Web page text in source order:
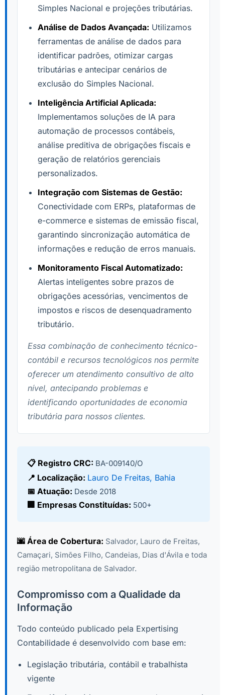
Simples Nacional e projeções tributárias.
Análise de Dados Avançada: Utilizamos
ferramentas de análise de dados para
identificar padrões, otimizar cargas
tributárias e antecipar cenários de
exclusão do Simples Nacional.
Inteligência Artificial Aplicada:
Implementamos soluções de IA para
automação de processos contábeis,
análise preditiva de obrigações fiscais e
geração de relatórios gerenciais
personalizados.
Integração com Sistemas de Gestão:
Conectividade com ERPs, plataformas de
e-commerce e sistemas de emissão fiscal,
garantindo sincronização automática de
informações e redução de erros manuais.
Monitoramento Fiscal Automatizado:
Alertas inteligentes sobre prazos de
obrigações acessórias, vencimentos de
impostos e riscos de desenquadramento
tributário.
Essa combinação de conhecimento técnico-
contábil e recursos tecnológicos nos permite
oferecer um atendimento consultivo de alto
nível, antecipando problemas e
identificando oportunidades de economia
tributária para nossos clientes.
📋 Registro CRC: BA-009140/O
📍 Localização: Lauro De Freitas, Bahia
📅 Atuação: Desde 2018
🏢 Empresas Constituídas: 500+
🌆 Área de Cobertura: Salvador, Lauro de Freitas,
Camaçari, Simões Filho, Candeias, Dias d'Ávila e toda
região metropolitana de Salvador.
Compromisso com a Qualidade da
Informação
Todo conteúdo publicado pela Expertising
Contabilidade é desenvolvido com base em:
Legislação tributária, contábil e trabalhista
vigente